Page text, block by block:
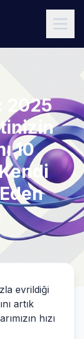
2025
10
evrildiği
artık
hızı